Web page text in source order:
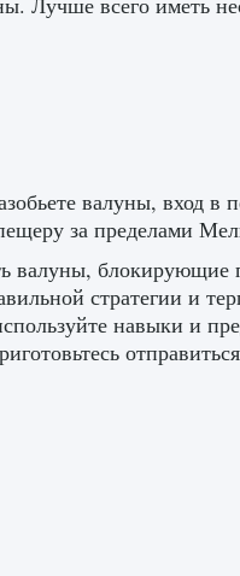
валуны, вход
за пределами
валуны, блокирующие
стратегии и
навыки и